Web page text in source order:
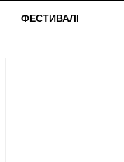
ФЕСТИВАЛІ